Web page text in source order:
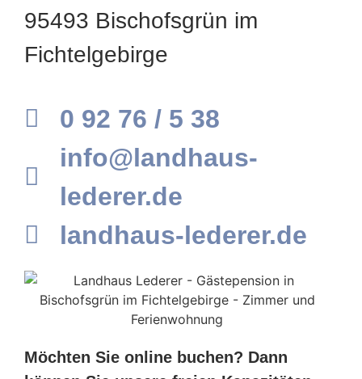
95493 Bischofsgrün im
Fichtelgebirge
0 92 76 / 5 38
info@landhaus-
lederer.de
landhaus-lederer.de
Möchten Sie online buchen? Dann